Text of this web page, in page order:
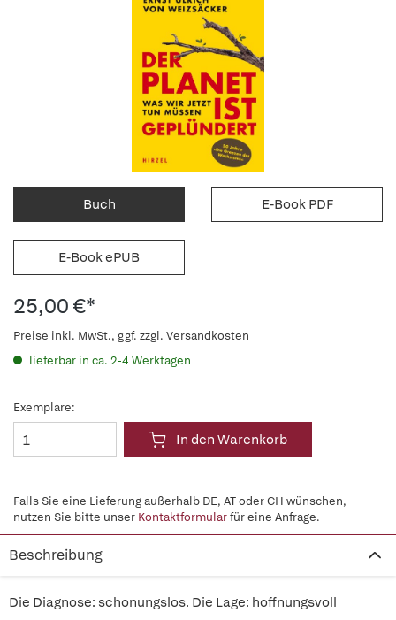
Buch E-Book PDF
E-Book ePUB
25,00 €*
Preise inkl. MwSt., ggf. zzgl. Versandkosten
lieferbar in ca. 2-4 Werktagen
Exemplare:
In den Warenkorb
Falls Sie eine Lieferung außerhalb DE, AT oder CH wünschen,
nutzen Sie bitte unser Kontaktformularfür eine Anfrage.
Beschreibung
Die Diagnose: schonungslos. Die Lage: hoffnungsvoll